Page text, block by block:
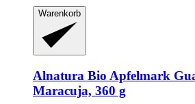
Warenkorb
Alnatura Bio Apfelmark
Maracuja, 360 g